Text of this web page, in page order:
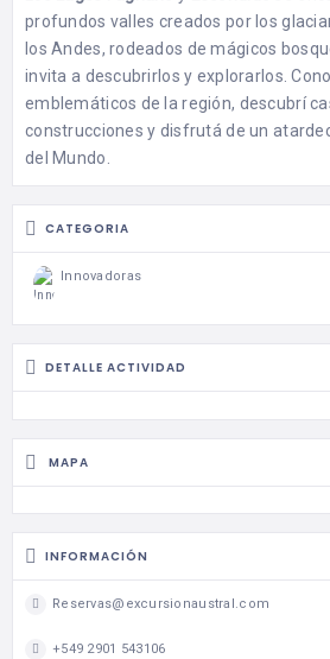
profundos valles creados por los
los Andes, rodeados de mágicos
invita a descubrirlos y explorarlos.
emblemáticos de la región, descubrí
construcciones y disfrutá de un
del Mundo.
CATEGORIA
Innovadoras
DETALLE ACTIVIDAD
MAPA
INFORMACIÓN
Reservas@excursionaustral.com
+549 2901 543106